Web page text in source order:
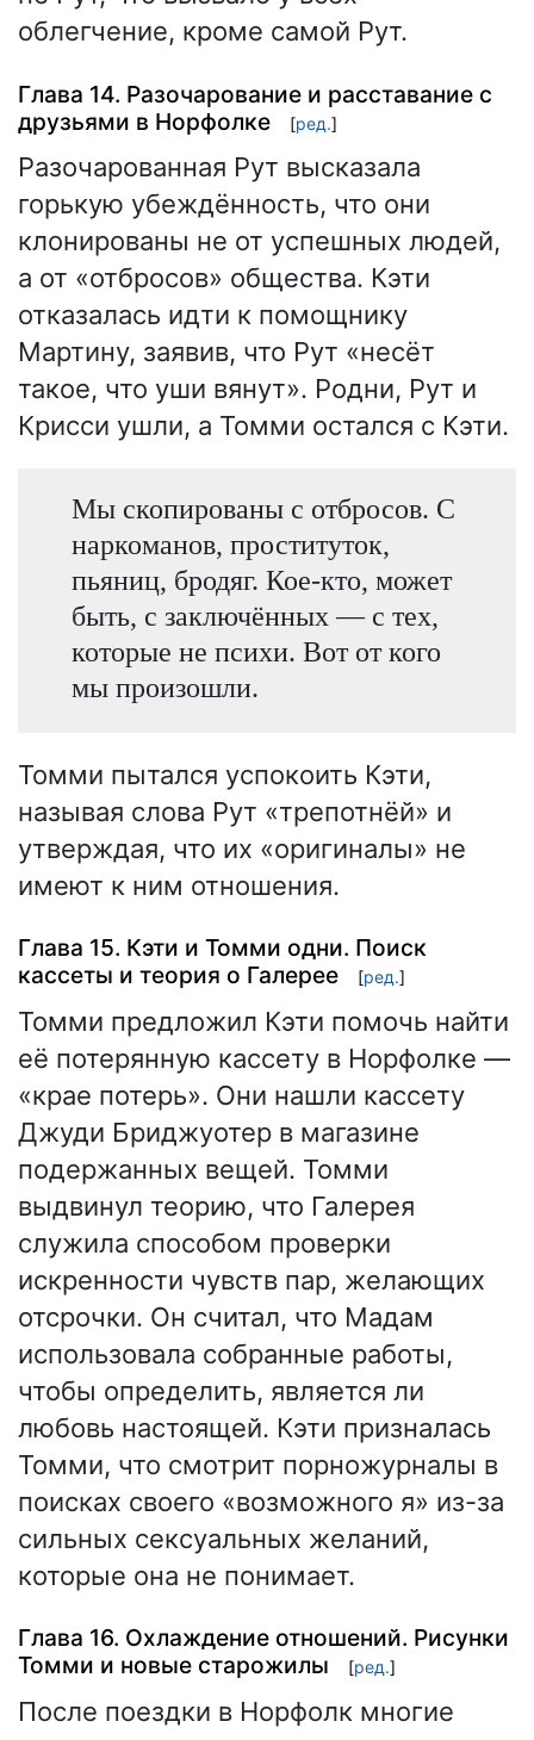
облегчение, кроме самой Рут.
Глава 14. Разочарование и расставание с
друзьями в Норфолке
[ред.]
Разочарованная Рут высказала
горькую убеждённость, что они
клонированы не от успешных людей,
а от «отбросов» общества. Кэти
отказалась идти к помощнику
Мартину, заявив, что Рут «несёт
такое, что уши вянут». Родни, Рут и
Крисси ушли, а Томми остался с Кэти.
Мы скопированы с отбросов. С
наркоманов, проституток,
пьяниц, бродяг. Кое-кто, может
быть, с заключённых — с тех,
которые не психи. Вот от кого
мы произошли.
Томми пытался успокоить Кэти,
называя слова Рут «трепотнёй» и
утверждая, что их «оригиналы» не
имеют к ним отношения.
Глава 15. Кэти и Томми одни. Поиск
кассеты и теория о Галерее
[ред.]
Томми предложил Кэти помочь найти
её потерянную кассету в Норфолке —
«крае потерь». Они нашли кассету
Джуди Бриджуотер в магазине
подержанных вещей. Томми
выдвинул теорию, что Галерея
служила способом проверки
искренности чувств пар, желающих
отсрочки. Он считал, что Мадам
использовала собранные работы,
чтобы определить, является ли
любовь настоящей. Кэти призналась
Томми, что смотрит порножурналы в
поисках своего «возможного я» из-за
сильных сексуальных желаний,
которые она не понимает.
Глава 16. Охлаждение отношений. Рисунки
Томми и новые старожилы
[ред.]
После поездки в Норфолк многие